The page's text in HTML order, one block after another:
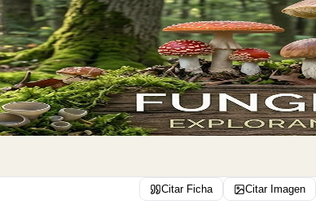
Citar Ficha Citar Imagen